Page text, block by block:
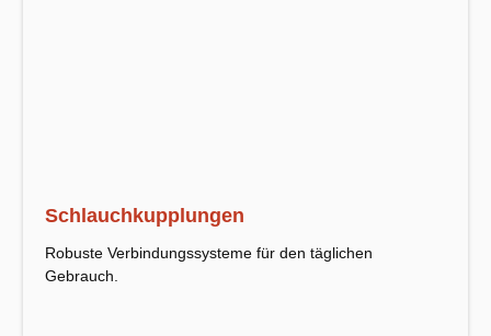
Schlauchkupplungen
Robuste Verbindungssysteme für den täglichen
Gebrauch.